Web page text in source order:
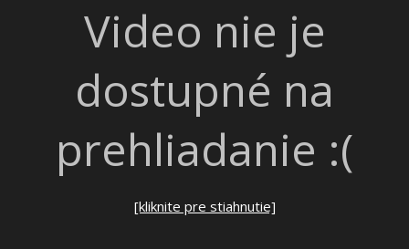
Video nie je
dostupné na
prehliadanie :(
[kliknite pre stiahnutie]